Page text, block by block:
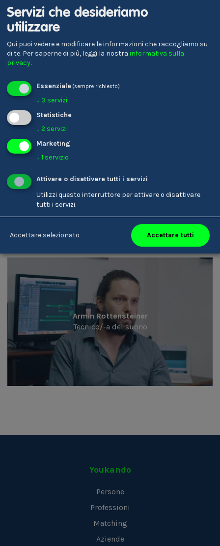
Referente per la formazione
Parrucchiere/-a
Armin Rottensteiner
Tecnico/-a del suono
Youkando
Persone
Professioni
Matching
Aziende
Servizi che desideriamo
utilizzare
Qui puoi vedere e modificare le informazioni che raccogliamo su
di te. Per saperne di più, leggi la nostra informativa sulla
privacy.
Essenziale (sempre richiesto)
↓ 3 servizi
Statistiche
↓ 2 servizi
Marketing
↓ 1 servizio
Attivare o disattivare tutti i servizi
Utilizzi questo interruttore per attivare o disattivare
tutti i servizi.
Accettare selezionato Accettare tutti